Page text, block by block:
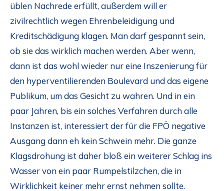
üblen Nachrede erfüllt, außerdem will er
zivilrechtlich wegen Ehrenbeleidigung und
Kreditschädigung klagen. Man darf gespannt sein,
ob sie das wirklich machen werden. Aber wenn,
dann ist das wohl wieder nur eine Inszenierung für
den hyperventilierenden Boulevard und das eigene
Publikum, um das Gesicht zu wahren. Und in ein
paar Jahren, bis ein solches Verfahren durch alle
Instanzen ist, interessiert der für die FPÖ negative
Ausgang dann eh kein Schwein mehr. Die ganze
Klagsdrohung ist daher bloß ein weiterer Schlag ins
Wasser von ein paar Rumpelstilzchen, die in
Wirklichkeit keiner mehr ernst nehmen sollte.